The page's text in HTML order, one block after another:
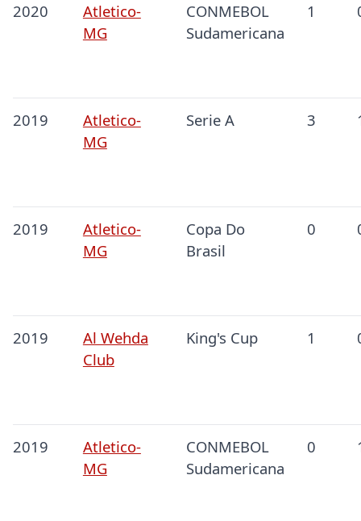
2020
Atletico-
MG
CONMEBOL
Sudamericana
1
2019
Atletico-
MG
Serie A 3
2019
Atletico-
MG
Copa Do
Brasil
0
2019
Al Wehda
Club
King's Cup 1
2019
Atletico-
MG
CONMEBOL
Sudamericana
0